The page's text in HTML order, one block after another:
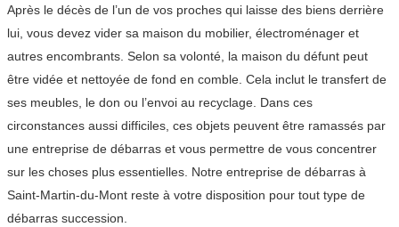
Après le décès de l’un de vos proches qui laisse des biens derrière
lui, vous devez vider sa maison du mobilier, électroménager et
autres encombrants. Selon sa volonté, la maison du défunt peut
être vidée et nettoyée de fond en comble. Cela inclut le transfert de
ses meubles, le don ou l’envoi au recyclage. Dans ces
circonstances aussi difficiles, ces objets peuvent être ramassés par
une entreprise de débarras et vous permettre de vous concentrer
sur les choses plus essentielles. Notre entreprise de débarras à
Saint-Martin-du-Mont reste à votre disposition pour tout type de
débarras succession.